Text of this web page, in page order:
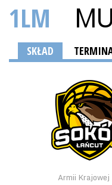
1LM
SKŁAD
Armii Krajowej